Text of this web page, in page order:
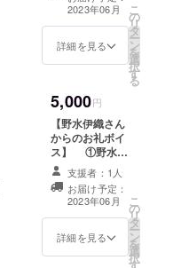
ファイル転送
サービスにてお
届けします。
※七八くまの・柚
一人をお選びく
ださい。 ②台本
（PDF) テレビ
放送５分アニメ
６話分 A４サ
イズ２４ページ
分 提供方法：
台本（PDF）を
メールにてお届
けします。 ③描
き下ろし短編ボ
イスドラマ 収
2023年06月
詳細を見る
こ
の
リ
タ
ー
ン
を
選
択
す
る
5,000円
【野水伊織さん
からのお礼ボイ
ス】 ①野水伊
織さんからのお
礼ボイス 収
録時間：１～３
分 提供方
法：ファイル転
送サービスにて
支援者：1人
お届け予定：
2023年06月
詳細を見る
こ
の
リ
タ
ー
ン
を
選
択